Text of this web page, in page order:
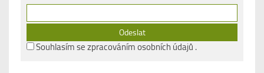
Souhlasím sezpracováním osobních údajů .